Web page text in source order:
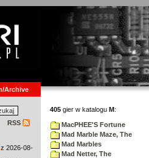
Archive
RSS
z 2026-08-
405 gier w katalogu M:
MacPHEE'S Fortune
Mad Marble Maze, The
Mad Marbles
Mad Netter, The